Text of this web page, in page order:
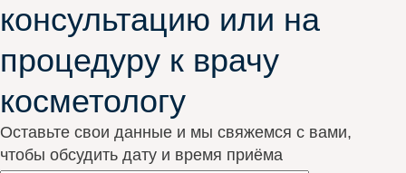
консультацию или на
процедуру к врачу
косметологу
Оставьте свои данные и мы свяжемся с вами,
чтобы обсудить дату и время приёма